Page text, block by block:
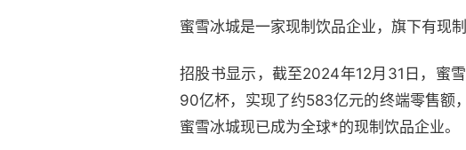
蜜雪冰城是一家现制饮品企业，旗下有现
招股书显示，截至2024年12月31日，蜜
90亿杯，实现了约583亿元的终端零售额
蜜雪冰城现已成为全球*的现制饮品企业。